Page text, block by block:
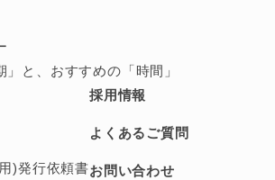
と、 おすすめの「時間」
)発行依頼書
採用情報
よくあるご質問
お問い合わせ